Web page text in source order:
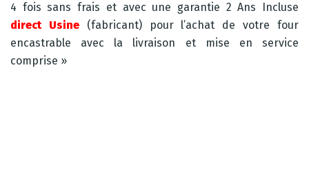
4 fois sans frais et avec une garantie 2 Ans Incluse
direct Usine(fabricant) pour l’achat de votre four
encastrable avec la livraison et mise en service
comprise »